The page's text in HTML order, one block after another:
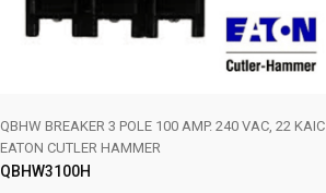
QBHW BREAKER 3 POLE 100 AMP. 240 VAC, 22 KAIC
EATON CUTLER HAMMER
QBHW3100H